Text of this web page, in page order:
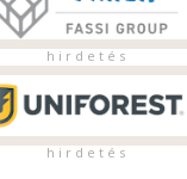
h i r d e t é s
h i r d e t é s